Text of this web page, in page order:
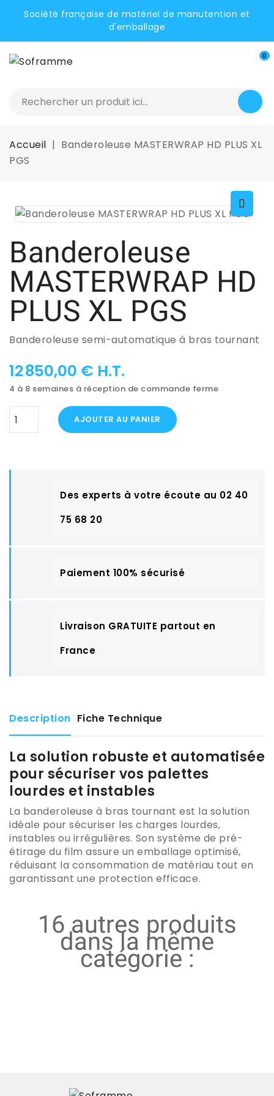
Société française de matériel de manutention et
d'emballage
0
Accueil
Banderoleuse MASTERWRAP HD PLUS XL
PGS
Banderoleuse
MASTERWRAP HD
PLUS XL PGS
Banderoleuse semi-automatique à bras tournant
12 850,00 € H.T.
4 à 8 semaines à réception de commande ferme
AJOUTER AU PANIER
Des experts à votre écoute au 02 40
75 68 20
Paiement 100% sécurisé
Livraison GRATUITE partout en
France
Description Fiche Technique
La solution robuste et automatisée
pour sécuriser vos palettes
lourdes et instables
La banderoleuse à bras tournant est la solution
idéale pour sécuriser les charges lourdes,
instables ou irrégulières. Son système de pré-
étirage du film assure un emballage optimisé,
réduisant la consommation de matériau tout en
garantissant une protection efficace.
16 autres produits
dans la même
catégorie :